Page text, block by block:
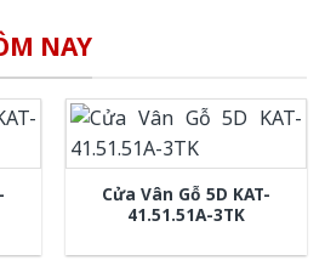
NAY
Cửa Vân Gỗ 5D KAT-
41.51.51A-3TK